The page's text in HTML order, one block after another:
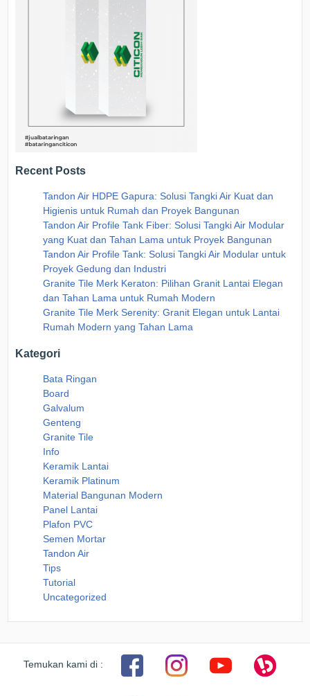
Recent Posts
Tandon Air HDPE Gapura: Solusi Tangki Air Kuat dan
Higienis untuk Rumah dan Proyek Bangunan
Tandon Air Profile Tank Fiber: Solusi Tangki Air Modular
yang Kuat dan Tahan Lama untuk Proyek Bangunan
Tandon Air Profile Tank: Solusi Tangki Air Modular untuk
Proyek Gedung dan Industri
Granite Tile Merk Keraton: Pilihan Granit Lantai Elegan
dan Tahan Lama untuk Rumah Modern
Granite Tile Merk Serenity: Granit Elegan untuk Lantai
Rumah Modern yang Tahan Lama
Kategori
Bata Ringan
Board
Galvalum
Genteng
Granite Tile
Info
Keramik Lantai
Keramik Platinum
Material Bangunan Modern
Panel Lantai
Plafon PVC
Semen Mortar
Tandon Air
Tips
Tutorial
Uncategorized
Temukan kami di :